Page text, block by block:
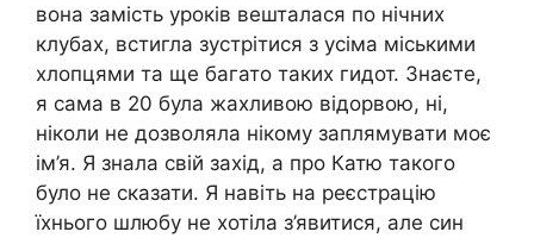
вона замість уроків вешталася по нічних
клубах, встигла зустрітися з усіма міськими
хлопцями та ще багато таких гидот. Знаєте,
я сама в 20 була жахливою відорвою, ні,
ніколи не дозволяла нікому заплямувати моє
ім’я. Я знала свій захід, а про Катю такого
було не сказати. Я навіть на реєстрацію
їхнього шлюбу не хотіла з’явитися, але син